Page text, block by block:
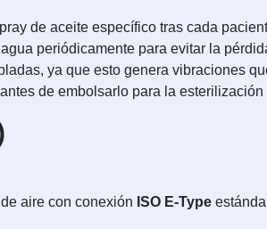
de aceite específico tras cada
periódicamente para evitar la
ya que esto genera vibraciones
de embolsarlo para la
aire con conexión ISO E-Type